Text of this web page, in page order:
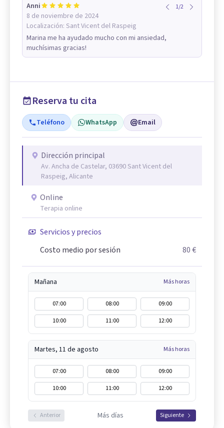
Anni
8 de noviembre de 2024
Localización: Sant Vicent del Raspeig
1/2
Marina me ha ayudado mucho con mi ansiedad,
muchísimas gracias!
Reserva tu cita
Teléfono WhatsApp Email
Dirección principal
Av. Ancha de Castelar, 03690 Sant Vicent del
Raspeig, Alicante
Online
Terapia online
Servicios y precios
Costo medio por sesión
80 €
Mañana Más horas
07:00 08:00
09:00
10:00
11:00 12:00
Martes, 11 de agosto Más horas
07:00 08:00
09:00
10:00
11:00 12:00
Anterior Más días Siguiente